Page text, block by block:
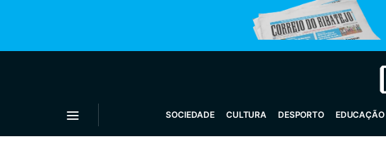
SOCIEDADE CULTURA DESPORTO EDUCAÇÃO